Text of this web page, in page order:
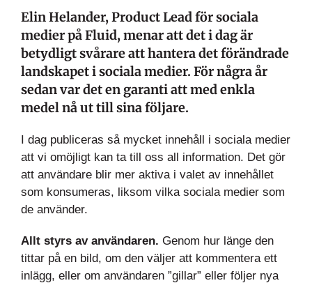
Elin Helander, Product Lead för sociala
medier på Fluid, menar att det i dag är
betydligt svårare att hantera det förändrade
landskapet i sociala medier. För några år
sedan var det en garanti att med enkla
medel nå ut till sina följare.
I dag publiceras så mycket innehåll i sociala medier
att vi omöjligt kan ta till oss all information. Det gör
att användare blir mer aktiva i valet av innehållet
som konsumeras, liksom vilka sociala medier som
de använder.
Allt styrs av användaren. Genom hur länge den
tittar på en bild, om den väljer att kommentera ett
inlägg, eller om användaren ”gillar” eller följer nya